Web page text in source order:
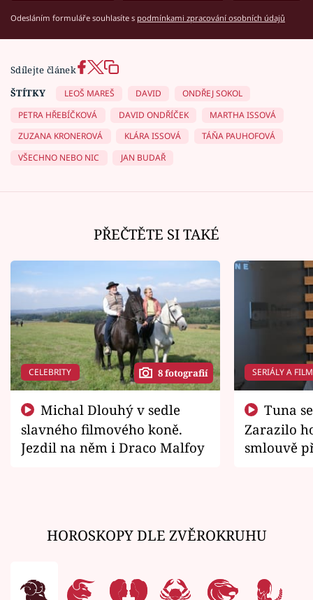
Odesláním formuláře souhlasíte s podmínkami zpracování osobních údajů
Sdílejte článek
ŠTÍTKY
LEOŠ MAREŠ DAVID
ONDŘEJ SOKOL
PETRA HŘEBÍČKOVÁ
DAVID ONDŘÍČEK
MARTHA ISSOVÁ
ZUZANA KRONEROVÁ
KLÁRA ISSOVÁ
TÁŇA PAUHOFOVÁ
VŠECHNO NEBO NIC
JAN BUDAŘ
PŘEČTĚTE SI TAKÉ
CELEBRITY 8 fotografií
slavného filmového koně.
Jezdil na něm i Draco Malfoy
SERIÁLY A
Zarazilo
smlouvě
HOROSKOPY DLE ZVĚROKRUHU